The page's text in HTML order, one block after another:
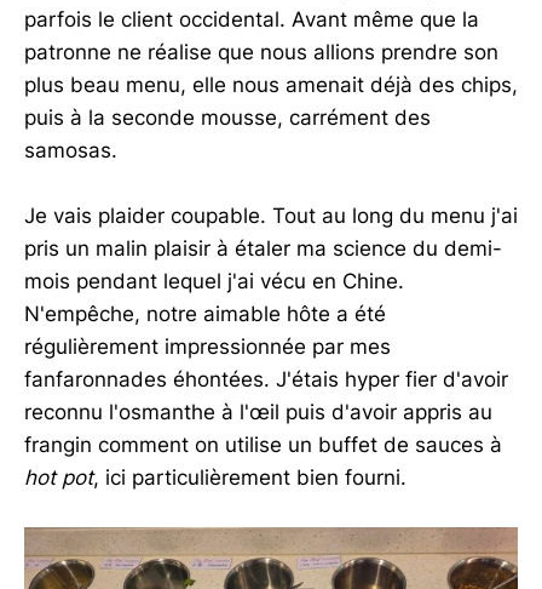
parfois le client occidental. Avant même que la
patronne ne réalise que nous allions prendre son
plus beau menu, elle nous amenait déjà des chips,
puis à la seconde mousse, carrément des
samosas.
Je vais plaider coupable. Tout au long du menu j'ai
pris un malin plaisir à étaler ma science du demi-
mois pendant lequel j'ai vécu en Chine.
N'empêche, notre aimable hôte a été
régulièrement impressionnée par mes
fanfaronnades éhontées. J'étais hyper fier d'avoir
reconnu l'osmanthe à l'œil puis d'avoir appris au
frangin comment on utilise un buffet de sauces à
hot pot, ici particulièrement bien fourni.